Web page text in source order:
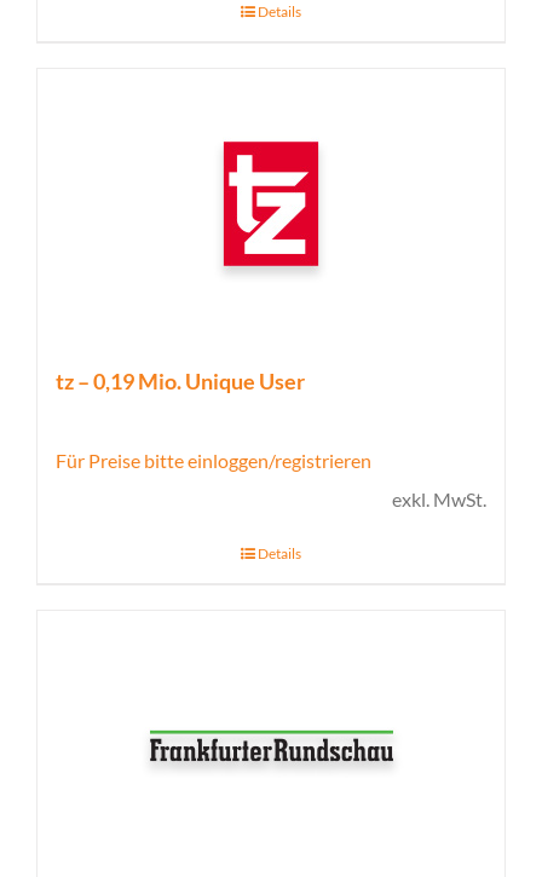
Details
tz – 0,19 Mio. Unique User
Für Preise bitte einloggen/registrieren
exkl. MwSt.
Details